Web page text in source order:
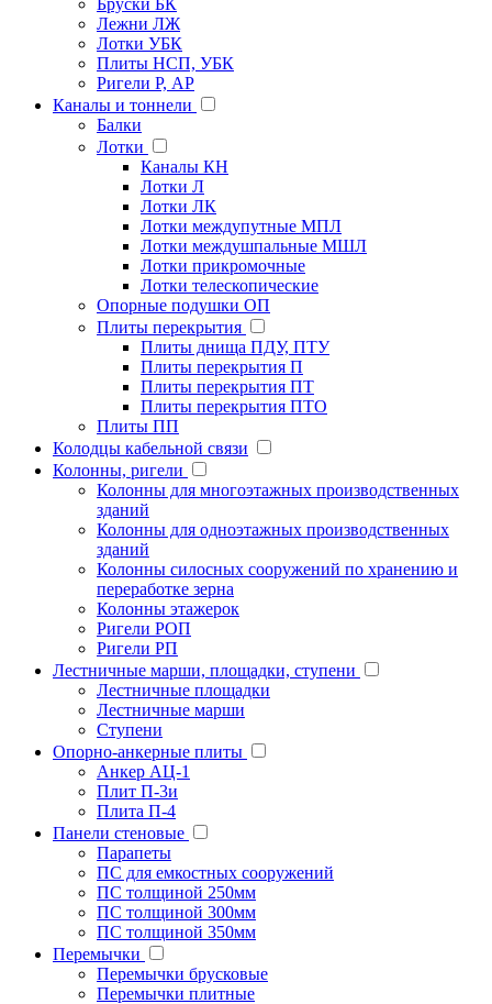
Лежни ЛЖ
Лотки УБК
Плиты НСП, УБК
Ригели Р, АР
Каналы и тоннели
Балки
Лотки
Каналы КН
Лотки Л
Лотки ЛК
Лотки междупутные МПЛ
Лотки междушпальные МШЛ
Лотки прикромочные
Лотки телескопические
Опорные подушки ОП
Плиты перекрытия
Плиты днища ПДУ, ПТУ
Плиты перекрытия П
Плиты перекрытия ПТ
Плиты перекрытия ПТО
Плиты ПП
Колодцы кабельной связи
Колонны, ригели
Колонны для многоэтажных производственных
зданий
Колонны для одноэтажных производственных
зданий
Колонны силосных сооружений по хранению и
переработке зерна
Колонны этажерок
Ригели РОП
Ригели РП
Лестничные марши, площадки, ступени
Лестничные площадки
Лестничные марши
Ступени
Опорно-анкерные плиты
Анкер АЦ-1
Плит П-3и
Плита П-4
Панели стеновые
Парапеты
ПС для емкостных сооружений
ПС толщиной 250мм
ПС толщиной 300мм
ПС толщиной 350мм
Перемычки
Перемычки брусковые
Перемычки плитные